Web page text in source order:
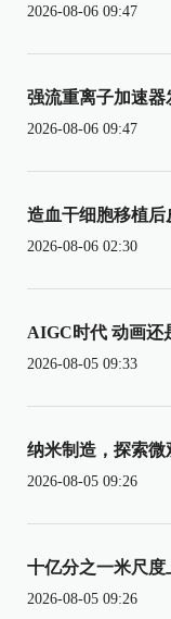
2026-08-06 09:47
强流重离子加速器
2026-08-06 09:47
造血干细胞移植
2026-08-06 02:30
AIGC时代 动画还
2026-08-05 09:33
纳米制造，探索
2026-08-05 09:26
十亿分之一米尺
2026-08-05 09:26